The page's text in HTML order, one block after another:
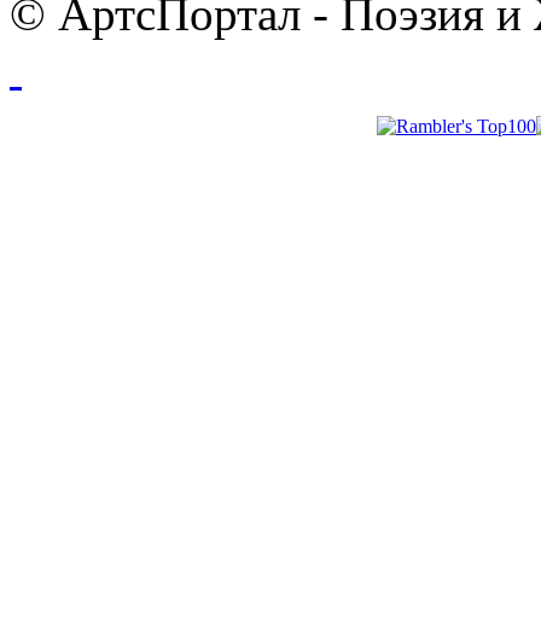
© АртсПортал - Поэзия